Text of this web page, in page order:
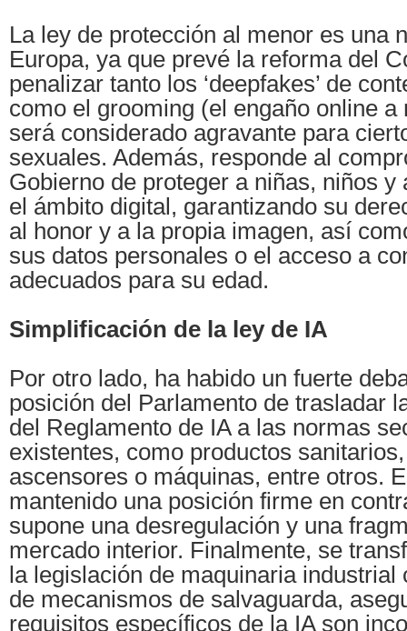
La ley de protección al menor es una
Europa, ya que prevé la reforma del
penalizar tanto los ‘deepfakes’ de
como el grooming (el engaño online a
será considerado agravante para
sexuales. Además, responde al
Gobierno de proteger a niñas, niños y
el ámbito digital, garantizando su
al honor y a la propia imagen, así
sus datos personales o el acceso a
adecuados para su edad.
Simplificación de la ley de IA
Por otro lado, ha habido un fuerte
posición del Parlamento de trasladar
del Reglamento de IA a las normas
existentes, como productos
ascensores o máquinas, entre otros.
mantenido una posición firme en
supone una desregulación y una
mercado interior. Finalmente, se
la legislación de maquinaria industrial
de mecanismos de salvaguarda,
requisitos específicos de la IA son